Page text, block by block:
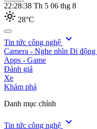
22:28:39 Th 5 06 thg 8
light_mode 28°C
search
Tin tức công nghệ expand_more
Camera - Nghe nhìn Di động
Apps - Game
Đánh giá
Xe
Khám phá
Danh mục chính
Tin tức công nghệ expand_more